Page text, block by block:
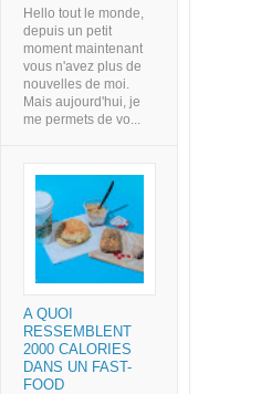
Hello tout le monde,
depuis un petit
moment maintenant
vous n'avez plus de
nouvelles de moi.
Mais aujourd'hui, je
me permets de vo...
A QUOI
RESSEMBLENT
2000 CALORIES
DANS UN FAST-
FOOD